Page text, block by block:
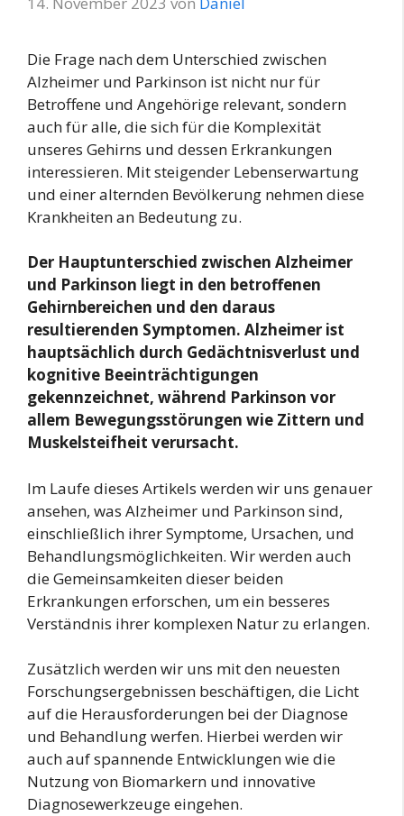
Die Frage nach dem Unterschied zwischen
Alzheimer und Parkinson ist nicht nur für
Betroffene und Angehörige relevant, sondern
auch für alle, die sich für die Komplexität
unseres Gehirns und dessen Erkrankungen
interessieren. Mit steigender Lebenserwartung
und einer alternden Bevölkerung nehmen diese
Krankheiten an Bedeutung zu.
Der Hauptunterschied zwischen Alzheimer
und Parkinson liegt in den betroffenen
Gehirnbereichen und den daraus
resultierenden Symptomen. Alzheimer ist
hauptsächlich durch Gedächtnisverlust und
kognitive Beeinträchtigungen
gekennzeichnet, während Parkinson vor
allem Bewegungsstörungen wie Zittern und
Muskelsteifheit verursacht.
Im Laufe dieses Artikels werden wir uns genauer
ansehen, was Alzheimer und Parkinson sind,
einschließlich ihrer Symptome, Ursachen, und
Behandlungsmöglichkeiten. Wir werden auch
die Gemeinsamkeiten dieser beiden
Erkrankungen erforschen, um ein besseres
Verständnis ihrer komplexen Natur zu erlangen.
Zusätzlich werden wir uns mit den neuesten
Forschungsergebnissen beschäftigen, die Licht
auf die Herausforderungen bei der Diagnose
und Behandlung werfen. Hierbei werden wir
auch auf spannende Entwicklungen wie die
Nutzung von Biomarkern und innovative
Diagnosewerkzeuge eingehen.